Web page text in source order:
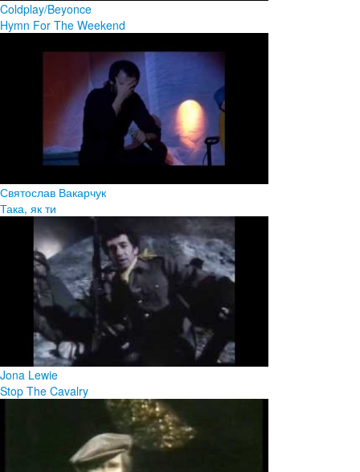
Coldplay/Beyonce
Hymn For The Weekend
Святослав Вакарчук
Така, як ти
Jona Lewie
Stop The Cavalry